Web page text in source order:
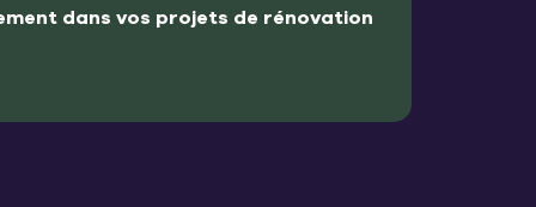
dans vos projets de rénovation